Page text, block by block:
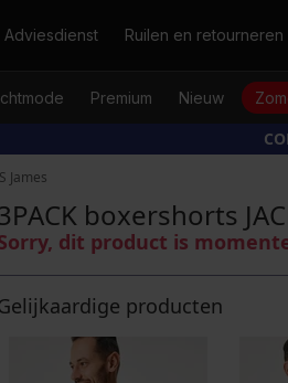
Adviesdienst Ruilen en retourneren
Premium Nieuw
James
boxershorts
dit product is
producten